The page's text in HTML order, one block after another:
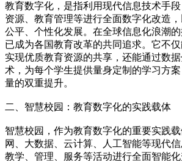
教育数字化，是指利用现代信息技术手
资源、教育管理等进行全面数字化改造，
公平、个性化发展。在全球信息化浪潮
已成为各国教育改革的共同追求。它不仅
实现优质教育资源的共享，还能通过数
术，为每个学生提供量身定制的学习方
量的双重提升。
二、智慧校园：教育数字化的实践载体
智慧校园，作为教育数字化的重要实践
网、大数据、云计算、人工智能等现代
教学、管理、服务等活动进行全面智能